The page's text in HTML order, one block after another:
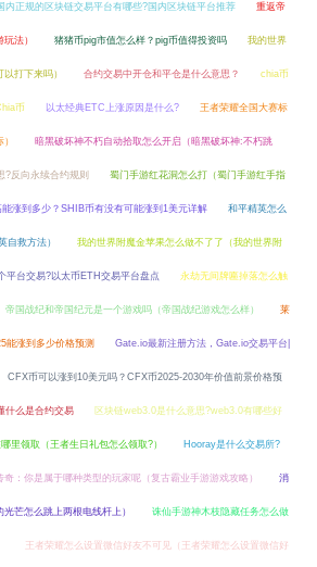
内正规的区块链交易平台有哪些?国内区块链平台推荐 重返帝
法） 猪猪币pig市值怎么样？pig币值得投资吗 我的世界
打下来吗） 合约交易中开仓和平仓是什么意思？ chia币
币 以太经典ETC上涨原因是什么? 王者荣耀全国大赛标
暗黑破坏神不朽自动拾取怎么开启（暗黑破坏神:不朽跳
?反向永续合约规则 蜀门手游红花洞怎么打（蜀门手游红手指
涨到多少？SHIB币有没有可能涨到1美元详解 和平精英怎么
自救方法） 我的世界附魔金苹果怎么做不了了（我的世界附
平台交易?以太币ETH交易平台盘点 永劫无间牌匾掉落怎么触
帝国战纪和帝国纪元是一个游戏吗（帝国战纪游戏怎么样） 莱
能涨到多少价格预测 Gate.io最新注册方法，Gate.io交易平台|
CFX币可以涨到10美元吗？CFX币2025-2030年价值前景价格预
什么是合约交易 区块链web3.0是什么意思?web3.0有哪些好
里领取（王者生日礼包怎么领取?） Hooray是什么交易所?
奇：你是属于哪种类型的玩家呢（复古霸业手游游戏攻略） 消
芒怎么跳上两根电线杆上） 诛仙手游神木枝隐藏任务怎么做
王者荣耀怎么设置微信好友不可见（王者荣耀怎么设置微信好